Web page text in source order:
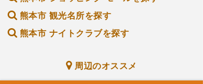
熊本市 観光名所を探す
熊本市 ナイトクラブを探す
周辺のオススメ